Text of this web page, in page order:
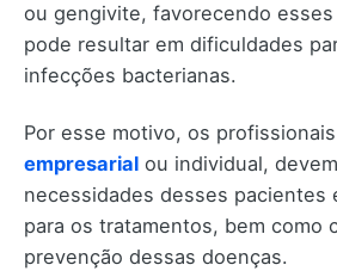
ou gengivite, favorecendo
pode resultar em dificuldades
infecções bacterianas.
Por esse motivo, os
empresarial ou individual,
necessidades desses pacientes
para os tratamentos, bem como
prevenção dessas doenças.